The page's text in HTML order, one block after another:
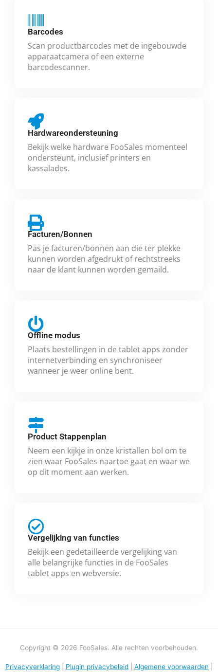
Barcodes
Scan productbarcodes met de ingebouwde
apparaatcamera of een externe
barcodescanner.
Hardwareondersteuning
Bekijk welke hardware FooSales momenteel
ondersteunt, inclusief printers en
kassalades.
Facturen/Bonnen
Pas je facturen/bonnen aan die ter plekke
kunnen worden afgedrukt of rechtstreeks
naar de klant kunnen worden gemaild.
Offline modus
Plaats bestellingen in de tablet apps zonder
internetverbinding en synchroniseer
wanneer je weer online bent.
Product Stappenplan
Neem een kijkje in onze kristallen bol om te
zien waar FooSales naartoe gaat en waar we
op dit moment aan werken.
Vergelijking van functies
Bekijk een gedetailleerde vergelijking van
alle belangrijke functies in de FooSales
tablet apps en webversie.
Copyright © 2026 FooSales. Alle rechten voorbehouden.
Privacyverklaring Plugin privacybeleid Algemene voorwaarden